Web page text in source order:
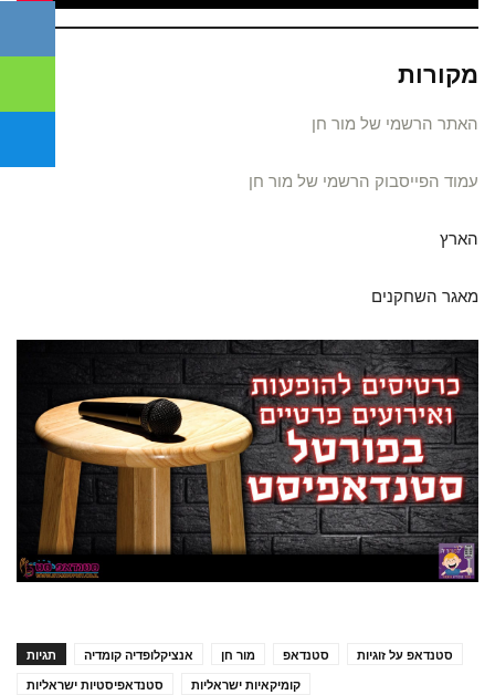
מקורות
האתר הרשמי של מור חן
עמוד הפייסבוק הרשמי של מור חן
הארץ
מאגר השחקנים
תגיות אנציקלופדיה קומדיה מור חן סטנדאפ
סטנדאפ על זוגיות
סטנדאפיסטיות ישראליות
קומיקאיות ישראליות